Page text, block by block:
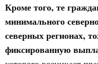
Кроме того, те
минимального
северных регионах,
фиксированную